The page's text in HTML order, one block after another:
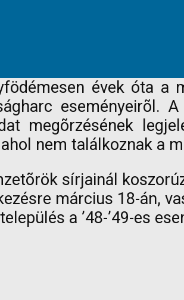
évek óta a
eseményeirõl.
megõrzésének
nem találkoznak a
sírjainál
március 18-án,
a ’48-’49-es